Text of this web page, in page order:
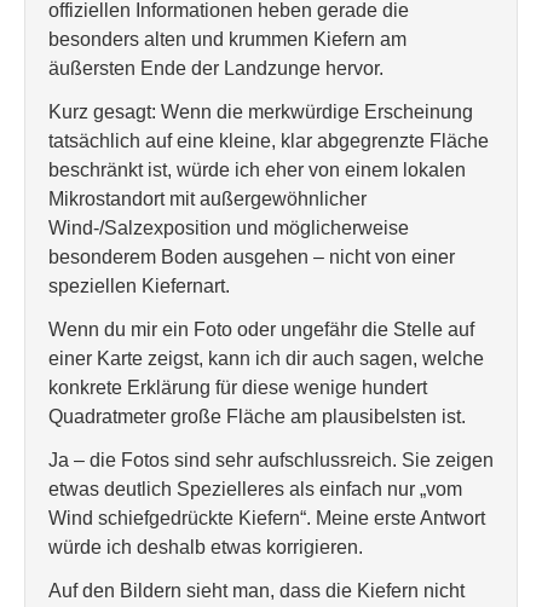
offiziellen Informationen heben gerade die
besonders alten und krummen Kiefern am
äußersten Ende der Landzunge hervor.
Kurz gesagt: Wenn die merkwürdige Erscheinung
tatsächlich auf eine kleine, klar abgegrenzte Fläche
beschränkt ist, würde ich eher von einem lokalen
Mikrostandort mit außergewöhnlicher
Wind-/Salzexposition und möglicherweise
besonderem Boden ausgehen – nicht von einer
speziellen Kiefernart.
Wenn du mir ein Foto oder ungefähr die Stelle auf
einer Karte zeigst, kann ich dir auch sagen, welche
konkrete Erklärung für diese wenige hundert
Quadratmeter große Fläche am plausibelsten ist.
Ja – die Fotos sind sehr aufschlussreich. Sie zeigen
etwas deutlich Spezielleres als einfach nur „vom
Wind schiefgedrückte Kiefern“. Meine erste Antwort
würde ich deshalb etwas korrigieren.
Auf den Bildern sieht man, dass die Kiefern nicht